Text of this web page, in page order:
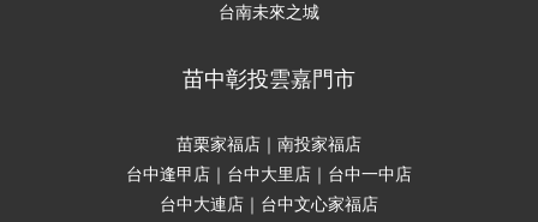
台南未來之城
苗中彰投雲嘉門市
苗栗家福店｜南投家福店
台中逢甲店｜台中大里店｜台中一中店
台中大連店｜台中文心家福店